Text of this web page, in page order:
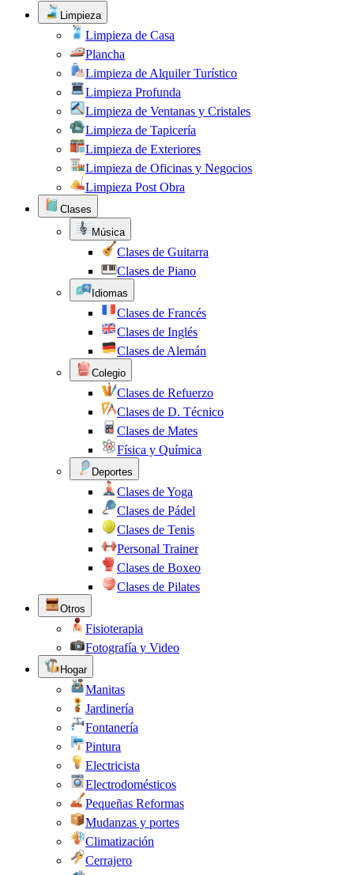
Limpieza
Limpieza de Casa
Plancha
Limpieza de Alquiler Turístico
Limpieza Profunda
Limpieza de Ventanas y Cristales
Limpieza de Tapicería
Limpieza de Exteriores
Limpieza de Oficinas y Negocios
Limpieza Post Obra
Clases
Música
Clases de Guitarra
Clases de Piano
Idiomas
Clases de Francés
Clases de Inglés
Clases de Alemán
Colegio
Clases de Refuerzo
Clases de D. Técnico
Clases de Mates
Física y Química
Deportes
Clases de Yoga
Clases de Pádel
Clases de Tenis
Personal Trainer
Clases de Boxeo
Clases de Pilates
Otros
Fisioterapia
Fotografía y Video
Hogar
Manitas
Jardinería
Fontanería
Pintura
Electricista
Electrodomésticos
Pequeñas Reformas
Mudanzas y portes
Climatización
Cerrajero